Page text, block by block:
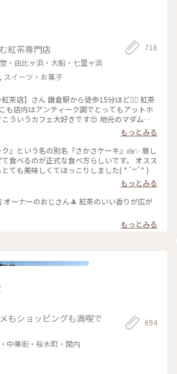
いっぱいの中お散歩も楽しいし写真スポット
と充実した時間を過ごせました。 .* こちら
写真です。 南伊奈ヶ湖に行った次の日に訪れ
森美術館 #箱根 #ことりっぷ神奈川
紅茶専門店
・由比ヶ浜・大船・七里ヶ浜
スイーツ・お菓子
716
から徒歩15分ほど🚶‍♀️ 紅茶
うカフェ大好きです😍 地元のマダムさ
夢中でした(笑) 通りかかって気になり
ら、クチコミでは「一見さんお断りな雰囲
に何か用ですか？って感じの対応」ってあった
んなことなくて(男性のマスターが素っ気な
方はテキパキと対応されていて、とりあえず
りました😲私は全然嫌な気分ではありませんで
ではなくて、メレンゲのシフォンみたいな感じ
ろけますぅ ひたすら甘々なんだけど、イチ
、一緒に食べて紅茶をいただくには最高のバ
もっとみる
ク』という名の別名『さかさケーキ』🍰✨ 崩し
食べるのが正式な食べ方らしいです。 オスス
とても美味しくてほっこりしました( *´꒳`* )
もっとみる
オーナーのおじさん🎩 紅茶のいい香りが広が
もっとみる
もショッピングも満喫で
中華街・桜木町・関内
694